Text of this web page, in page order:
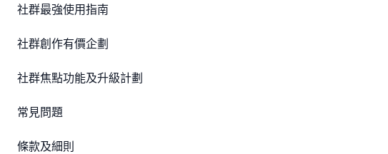
社群最強使用指南
社群創作有價企劃
社群焦點功能及升級計劃
常見問題
條款及細則